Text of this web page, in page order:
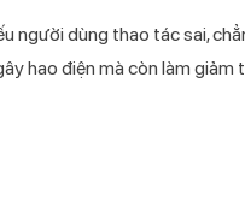
người dùng thao tác sai,
hao điện mà còn làm giảm